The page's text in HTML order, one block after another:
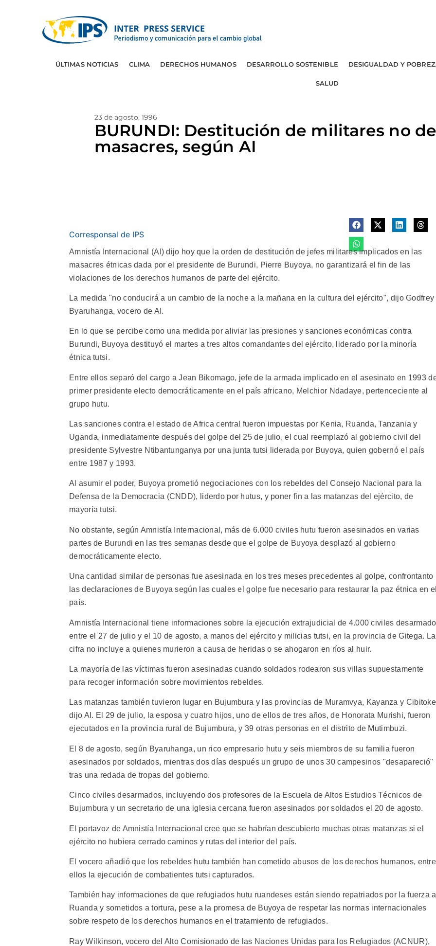
ÚLTIMAS NOTICIAS CLIMA DERECHOS HUMANOS DESARROLLO SOSTENIBLE DESIGUALDAD Y
SALUD
23 de agosto, 1996
BURUNDI: Destitución de militares no
masacres, según AI
Corresponsal de IPS
Amnistía Internacional (AI) dijo hoy que la orden de destitución de jefes militares implicados en las
masacres étnicas dada por el presidente de Burundi, Pierre Buyoya, no garantizará el fin de las
violaciones de los derechos humanos de parte del ejército.
La medida "no conducirá a un cambio de la noche a la mañana en la cultura del ejército", dijo Godfrey
Byaruhanga, vocero de AI.
En lo que se percibe como una medida por aliviar las presiones y sanciones económicas contra
Burundi, Buyoya destituyó el martes a tres altos comandantes del ejército, liderado por la minoría
étnica tutsi.
Entre ellos separó del cargo a Jean Bikomago, jefe de la armada implicado en el asesinato en 1993
primer presidente electo democráticamente en el país africano, Melchior Ndadaye, pertenceciente al
grupo hutu.
Las sanciones contra el estado de Africa central fueron impuestas por Kenia, Ruanda, Tanzania y
Uganda, inmediatamente después del golpe del 25 de julio, el cual reemplazó al gobierno civil del
presidente Sylvestre Ntibantunganya por una junta tutsi liderada por Buyoya, quien gobernó el país
entre 1987 y 1993.
Al asumir el poder, Buyoya prometió negociaciones con los rebeldes del Consejo Nacional para la
Defensa de la Democracia (CNDD), liderdo por hutus, y poner fin a las matanzas del ejército, de
mayoría tutsi.
No obstante, según Amnistía Internacional, más de 6.000 civiles hutu fueron asesinados en varias
partes de Burundi en las tres semanas desde que el golpe de Buyoya desplazó al gobierno
democráticamente electo.
Una cantidad similar de personas fue asesinada en los tres meses precedentes al golpe, confrontanto
las declaraciones de Buyoya según las cuales el golpe fue necesario para restaurar la paz étnica en
país.
Amnistía Internacional tiene informaciones sobre la ejecución extrajudicial de 4.000 civiles
entre el 27 de julio y el 10 de agosto, a manos del ejército y milicias tutsi, en la provincia de Gitega. La
cifra no incluye a quienes murieron a causa de heridas o se ahogaron en ríos al huir.
La mayoría de las víctimas fueron asesinadas cuando soldados rodearon sus villas supuestamente
para recoger información sobre movimientos rebeldes.
Las matanzas también tuvieron lugar en Bujumbura y las provincias de Muramvya, Kayanza y
dijo AI. El 29 de julio, la esposa y cuatro hijos, uno de ellos de tres años, de Honorata Murishi, fueron
ejecutados en la provincia rural de Bujumbura, y 39 otras personas en el distrito de Mutimbuzi.
El 8 de agosto, según Byaruhanga, un rico empresario hutu y seis miembros de su familia fueron
asesinados por soldados, mientras dos días después un grupo de unos 30 campesinos "desapareció"
tras una redada de tropas del gobierno.
Cinco civiles desarmados, incluyendo dos profesores de la Escuela de Altos Estudios Técnicos de
Bujumbura y un secretario de una iglesia cercana fueron asesinados por soldados el 20 de agosto.
El portavoz de Amnistía Internacional cree que se habrían descubierto muchas otras matanzas si el
ejército no hubiera cerrado caminos y rutas del interior del país.
El vocero añadió que los rebeldes hutu también han cometido abusos de los derechos humanos, entre
ellos la ejecución de combatientes tutsi capturados.
También hay informaciones de que refugiados hutu ruandeses están siendo repatriados por la fuerza a
Ruanda y sometidos a tortura, pese a la promesa de Buyoya de respetar las normas internacionales
sobre respeto de los derechos humanos en el tratamiento de refugiados.
Ray Wilkinson, vocero del Alto Comisionado de las Naciones Unidas para los Refugiados (ACNUR),